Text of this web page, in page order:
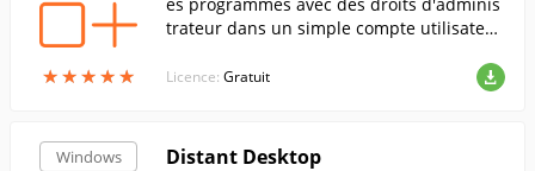
★★★★★
★★★★★
trateur dans un simple compte utilisateu
(Exécuter en tant que...), celle-ci ne néces
site pas la saisie d'un mot de passe admi
amme.
Licence: Gratuit
Windows Distant Desktop